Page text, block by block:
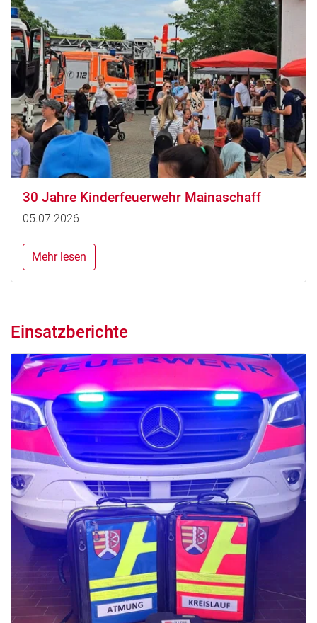
30 Jahre Kinderfeuerwehr Mainaschaff
05.07.2026
Mehr lesen
Einsatzberichte